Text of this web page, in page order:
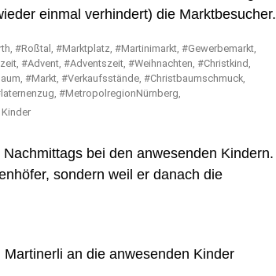
einmal verhindert) die Marktbesucher.
bei den anwesenden Kindern.
sondern weil er danach die
an die anwesenden Kinder